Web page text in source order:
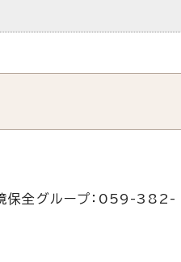
保全グループ：059-382-